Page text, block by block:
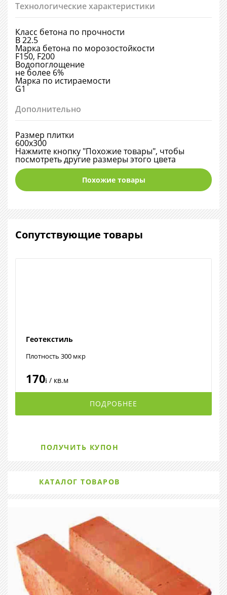
Технологические характеристики
Класс бетона по прочности
B 22.5
Марка бетона по морозостойкости
F150, F200
Водопоглощение
не более 6%
Марка по истираемости
G1
Дополнительно
Размер плитки
600х300
Нажмите кнопку "Похожие товары", чтобы
посмотреть другие размеры этого цвета
Похожие товары
Сопутствующие товары
Геотекстиль
Плотность 300 мкр
170i / кв.м
ПОДРОБНЕЕ
ПОЛУЧИТЬ КУПОН
КАТАЛОГ ТОВАРОВ